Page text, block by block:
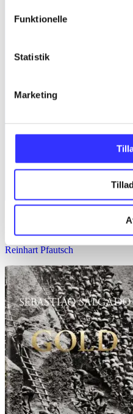
Funktionelle
Statistik
Marketing
Schulrechtliche Vorschriften
Reinhart Pfautsch